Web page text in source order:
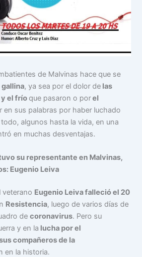
de Malvinas hace que se
gallina, ya sea por el dolor de las
y el frío que pasaron o porel
en sus palabras por haber luchado
algunos hasta la vida, en una
en muchas desventajas.
su representante en Malvinas,
Eugenio Leiva
veterano Eugenio Leiva falleció el 20
Resistencia, luego de varios días de
decoronavirus. Pero su
y en la lucha por el
compañeros de la
en la historia.